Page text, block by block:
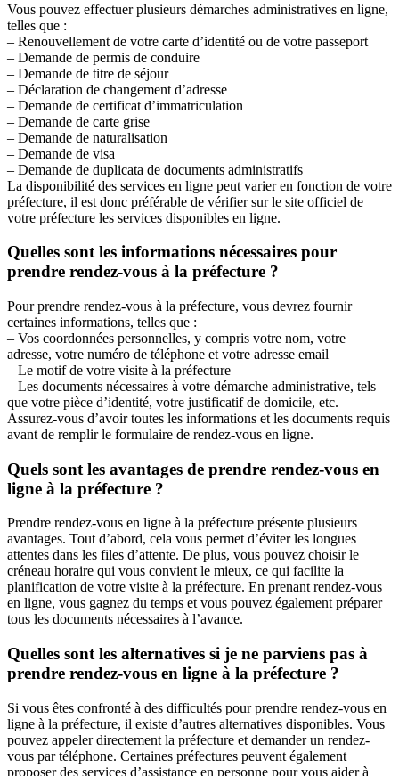
Vous pouvez effectuer plusieurs démarches administratives en ligne,
telles que :
– Renouvellement de votre carte d’identité ou de votre passeport
– Demande de permis de conduire
– Demande de titre de séjour
– Déclaration de changement d’adresse
– Demande de certificat d’immatriculation
– Demande de carte grise
– Demande de naturalisation
– Demande de visa
– Demande de duplicata de documents administratifs
La disponibilité des services en ligne peut varier en fonction de votre
préfecture, il est donc préférable de vérifier sur le site officiel de
votre préfecture les services disponibles en ligne.
Quelles sont les informations nécessaires pour
prendre rendez-vous à la préfecture ?
Pour prendre rendez-vous à la préfecture, vous devrez fournir
certaines informations, telles que :
– Vos coordonnées personnelles, y compris votre nom, votre
adresse, votre numéro de téléphone et votre adresse email
– Le motif de votre visite à la préfecture
– Les documents nécessaires à votre démarche administrative, tels
que votre pièce d’identité, votre justificatif de domicile, etc.
Assurez-vous d’avoir toutes les informations et les documents requis
avant de remplir le formulaire de rendez-vous en ligne.
Quels sont les avantages de prendre rendez-vous en
ligne à la préfecture ?
Prendre rendez-vous en ligne à la préfecture présente plusieurs
avantages. Tout d’abord, cela vous permet d’éviter les longues
attentes dans les files d’attente. De plus, vous pouvez choisir le
créneau horaire qui vous convient le mieux, ce qui facilite la
planification de votre visite à la préfecture. En prenant rendez-vous
en ligne, vous gagnez du temps et vous pouvez également préparer
tous les documents nécessaires à l’avance.
Quelles sont les alternatives si je ne parviens pas à
prendre rendez-vous en ligne à la préfecture ?
Si vous êtes confronté à des difficultés pour prendre rendez-vous en
ligne à la préfecture, il existe d’autres alternatives disponibles. Vous
pouvez appeler directement la préfecture et demander un rendez-
vous par téléphone. Certaines préfectures peuvent également
proposer des services d’assistance en personne pour vous aider à